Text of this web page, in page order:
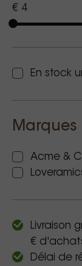
€ 4
En stock
Marques
Acme &
Livraison
€ d'achats
Délai de